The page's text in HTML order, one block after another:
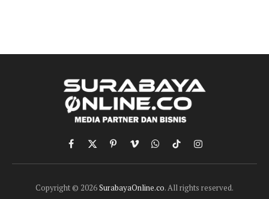
Facebook
X
(Twitter)
PinterestVimeoWhatsApp
TikTokInstagram
Copyright © 2026SurabayaOnline.co. All rights reserved.